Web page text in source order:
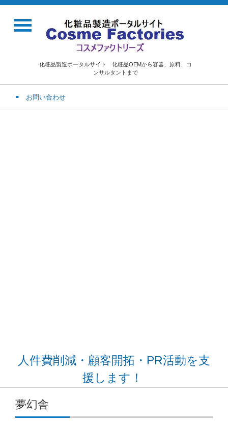
化粧品製造ポータルサイト 化粧品OEMから容器、原料、コ
ンサルタントまで
お問い合わせ
人件費削減・顧客開拓・PR活動を支
援します！
夢幻舎